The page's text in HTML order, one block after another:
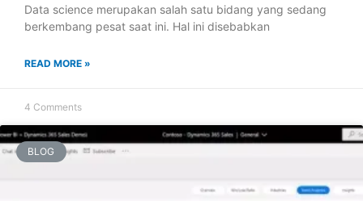
Data science merupakan salah satu bidang yang sedang
berkembang pesat saat ini. Hal ini disebabkan
READ MORE »
4 Comments
BLOG